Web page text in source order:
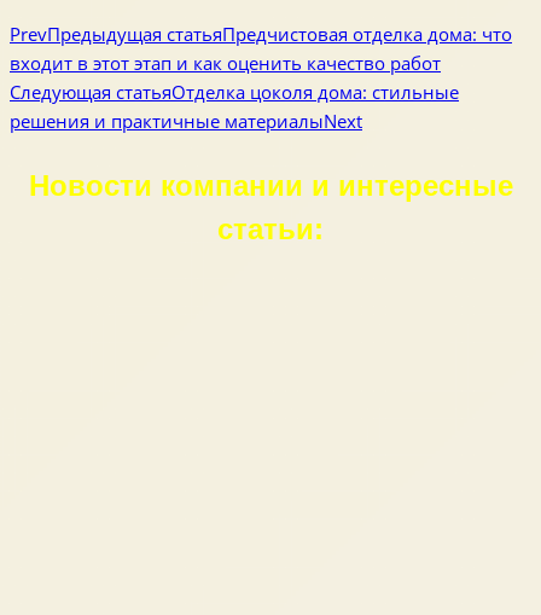
PrevПредыдущая статьяПредчистовая отделка дома: что
входит в этот этап и как оценить качество работ
Следующая статьяОтделка цоколя дома: стильные
решения и практичные материалыNext
Новости компании и интересные
статьи: